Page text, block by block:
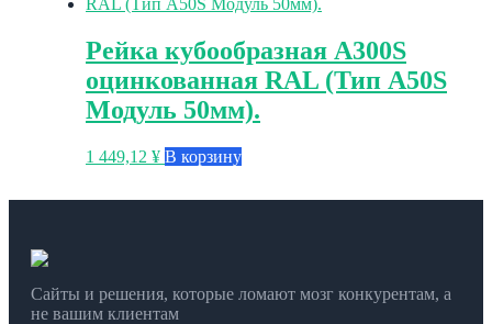
Рейка кубообразная A300S
оцинкованная RAL (Тип A50S
Модуль 50мм).
1 449,12 ¥ В корзину
Сайты и решения, которые ломают мозг конкурентам, а
не вашим клиентам